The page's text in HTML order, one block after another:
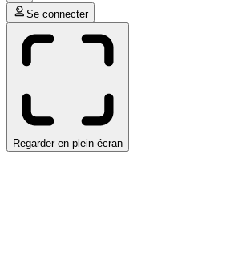
Se connecter
Regarder en plein écran